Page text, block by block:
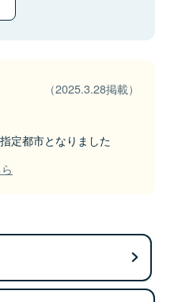
（2025.3.28掲載）
定都市となりました